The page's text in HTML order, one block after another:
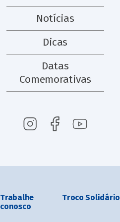
Notícias
Dicas
Datas
Comemorativas
Trabalhe
conosco
Troco Solidário